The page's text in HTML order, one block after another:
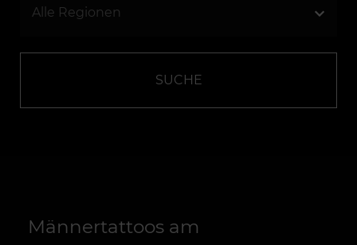
SUCHE
Männertattoos am